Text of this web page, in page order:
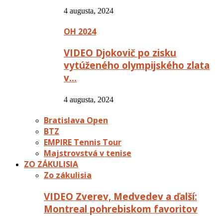
4 augusta, 2024
OH 2024
VIDEO Djokovič po zisku
vytúženého olympijského zlata
v…
4 augusta, 2024
Bratislava Open
BTZ
EMPIRE Tennis Tour
Majstrovstvá v tenise
ZO ZÁKULISIA
Zo zákulisia
VIDEO Zverev, Medvedev a ďalší:
Montreal pohrebiskom favoritov